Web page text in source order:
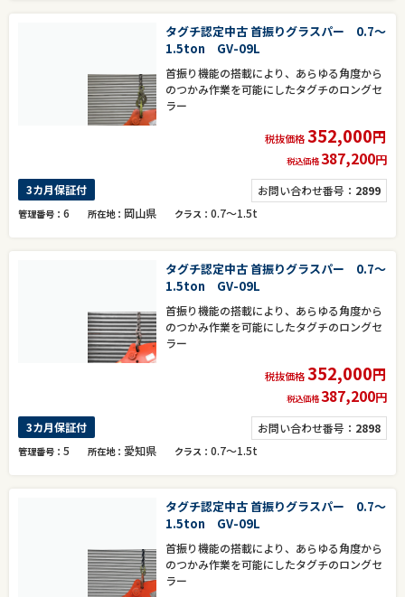
タグチ認定中古 首振りグラスパー 0.7～
1.5ton GV-09L
首振り機能の搭載により、あらゆる角度から
のつかみ作業を可能にしたタグチのロングセ
ラー
税抜価格352,000円
税込価格387,200円
お問い合わせ番号： 2899
3カ月保証付
管理番号 6 所在地 岡山県 クラス 0.7～1.5t
タグチ認定中古 首振りグラスパー 0.7～
1.5ton GV-09L
首振り機能の搭載により、あらゆる角度から
のつかみ作業を可能にしたタグチのロングセ
ラー
税抜価格352,000円
税込価格387,200円
お問い合わせ番号： 2898
3カ月保証付
管理番号 5 所在地 愛知県 クラス 0.7～1.5t
タグチ認定中古 首振りグラスパー 0.7～
1.5ton GV-09L
首振り機能の搭載により、あらゆる角度から
のつかみ作業を可能にしたタグチのロングセ
ラー